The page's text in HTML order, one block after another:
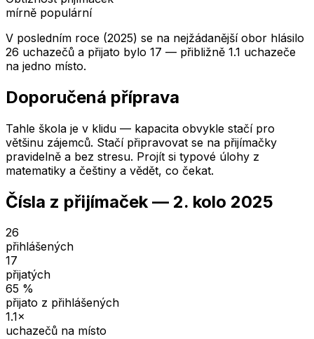
mírně populární
V posledním roce (2025) se na nejžádanější obor hlásilo
26 uchazečů a přijato bylo 17 — přibližně 1.1 uchazeče
na jedno místo.
Doporučená příprava
Tahle škola je v klidu — kapacita obvykle stačí pro
většinu zájemců. Stačí připravovat se na přijímačky
pravidelně a bez stresu. Projít si typové úlohy z
matematiky a češtiny a vědět, co čekat.
Čísla z přijímaček — 2. kolo 2025
26
přihlášených
17
přijatých
65 %
přijato z přihlášených
1.1×
uchazečů na místo